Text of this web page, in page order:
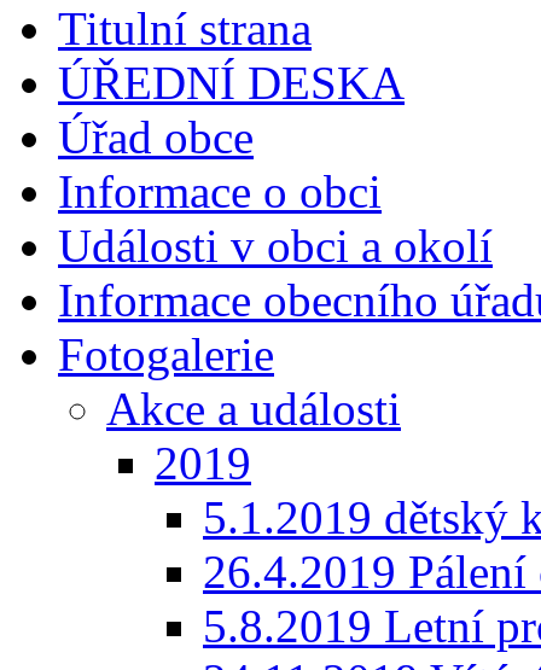
Titulní strana
ÚŘEDNÍ DESKA
Úřad obce
Informace o obci
Události v obci a okolí
Informace obecního
Fotogalerie
Akce a události
2019
5.1.2019 dětský
26.4.2019
5.8.2019 Letní